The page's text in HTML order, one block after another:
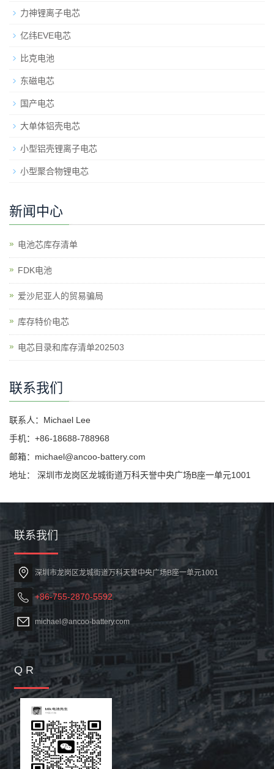
力神锂离子电芯
亿纬EVE电芯
比克电池
东磁电芯
国产电芯
大单体铝壳电芯
小型铝壳锂离子电芯
小型聚合物锂电芯
新闻中心
电池芯库存清单
​FDK电池
爱沙尼亚人的贸易骗局
库存特价电芯
电芯目录和库存清单202503
联系我们
联系人：Michael Lee
手机：+86-18688-788968
邮箱：michael@ancoo-battery.com
地址： 深圳市龙岗区龙城街道万科天誉中央广场B座一单元1001
联系我们
深圳市龙岗区龙城街道万科天誉中央广场B座一单元1001
+86-755-2870-5592
michael@ancoo-battery.com
Q R